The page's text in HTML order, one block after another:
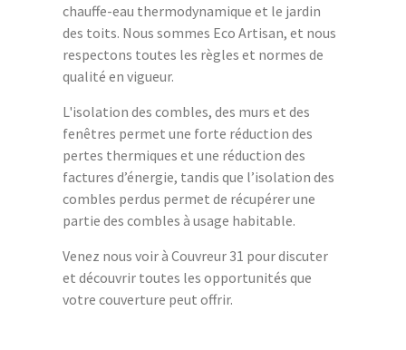
chauffe-eau thermodynamique et le jardin
des toits. Nous sommes Eco Artisan, et nous
respectons toutes les règles et normes de
qualité en vigueur.
L'isolation des combles, des murs et des
fenêtres permet une forte réduction des
pertes thermiques et une réduction des
factures d’énergie, tandis que l’isolation des
combles perdus permet de récupérer une
partie des combles à usage habitable.
Venez nous voir à Couvreur 31 pour discuter
et découvrir toutes les opportunités que
votre couverture peut offrir.